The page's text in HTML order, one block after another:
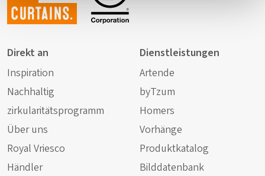
curtains.
Direkt an
Inspiration
Nachhaltig
zirkularitätsprogramm
Über uns
Royal Vriesco
Händler
Dienstleistungen
Artende
byTzum
Homers
Vorhänge
Produktkatalog
Bilddatenbank